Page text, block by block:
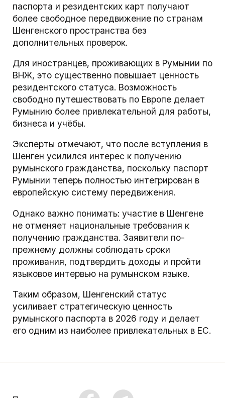
паспорта и резидентских карт получают
более свободное передвижение по странам
Шенгенского пространства без
дополнительных проверок.
Для иностранцев, проживающих в Румынии по
ВНЖ, это существенно повышает ценность
резидентского статуса. Возможность
свободно путешествовать по Европе делает
Румынию более привлекательной для работы,
бизнеса и учёбы.
Эксперты отмечают, что после вступления в
Шенген усилился интерес к получению
румынского гражданства, поскольку паспорт
Румынии теперь полностью интегрирован в
европейскую систему передвижения.
Однако важно понимать: участие в Шенгене
не отменяет национальные требования к
получению гражданства. Заявители по-
прежнему должны соблюдать сроки
проживания, подтвердить доходы и пройти
языковое интервью на румынском языке.
Таким образом, Шенгенский статус
усиливает стратегическую ценность
румынского паспорта в 2026 году и делает
его одним из наиболее привлекательных в ЕС.